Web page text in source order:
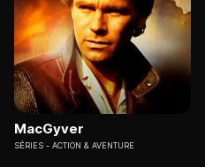
MacGyver
SÉRIES ACTION & AVENTURE